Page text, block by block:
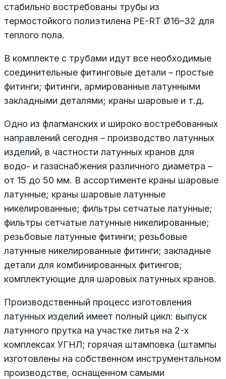
стабильно востребованы трубы из
термостойкого полиэтилена PE-RT Ø16–32 для
теплого пола.
В комплекте с трубами идут все необходимые
соединительные фитинговые детали – простые
фитинги; фитинги, армированные латунными
закладными деталями; краны шаровые и т.д.
Одно из флагманских и широко востребованных
направлений сегодня – производство латунных
изделий, в частности латунных кранов для
водо- и газаснабжения различного диаметра –
от 15 до 50 мм. В ассортименте краны шаровые
латунные; краны шаровые латунные
никелированные; фильтры сетчатые латунные;
фильтры сетчатые латунные никелированные;
резьбовые латунные фитинги; резьбовые
латунные никелированные фитинги; закладные
детали для комбинированных фитингов;
комплектующие для шаровых латунных кранов.
Производственный процесс изготовления
латунных изделий имеет полный цикл: выпуск
латунного прутка на участке литья на 2-х
комплексах УГНЛ; горячая штамповка (штампы
изготовлены на собственном инструментальном
производстве, оснащенном самыми